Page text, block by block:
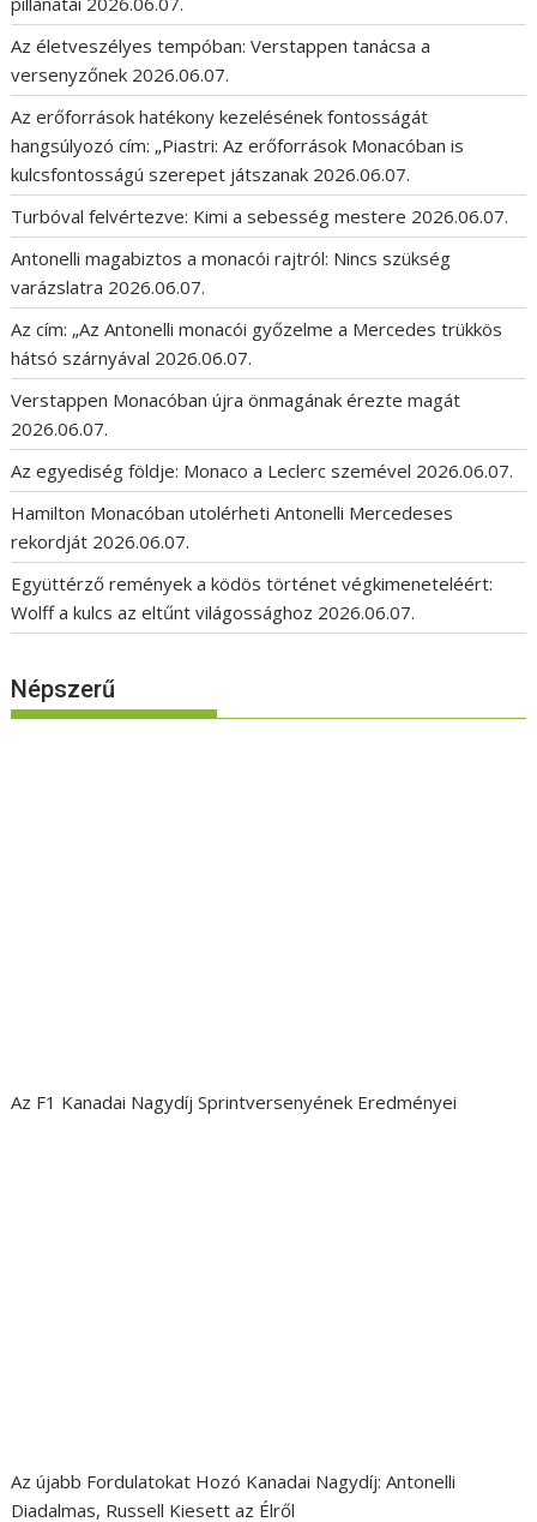
Az életveszélyes tempóban: Verstappen tanácsa a
versenyzőnek 2026.06.07.
Az erőforrások hatékony kezelésének fontosságát
hangsúlyozó cím: „Piastri: Az erőforrások Monacóban is
kulcsfontosságú szerepet játszanak 2026.06.07.
Turbóval felvértezve: Kimi a sebesség mestere 2026.06.07.
Antonelli magabiztos a monacói rajtról: Nincs szükség
varázslatra 2026.06.07.
Az cím: „Az Antonelli monacói győzelme a Mercedes trükkös
hátsó szárnyával 2026.06.07.
Verstappen Monacóban újra önmagának érezte magát
2026.06.07.
Az egyediség földje: Monaco a Leclerc szemével 2026.06.07.
Hamilton Monacóban utolérheti Antonelli Mercedeses
rekordját 2026.06.07.
Együttérző remények a ködös történet végkimeneteléért:
Wolff a kulcs az eltűnt világossághoz 2026.06.07.
Népszerű
Az F1 Kanadai Nagydíj Sprintversenyének Eredményei
Az újabb Fordulatokat Hozó Kanadai Nagydíj: Antonelli
Diadalmas, Russell Kiesett az Élről